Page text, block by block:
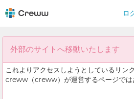
ロ
外部のサイトへ移動いたします
これよりアクセスしようとしているリンク
creww（creww）が運営するページでは